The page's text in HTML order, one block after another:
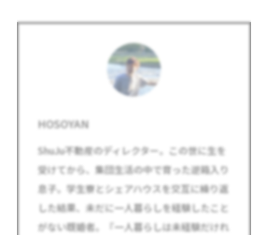
HOSOYAN
ShuJu不動産のディレクター。この世に生を
受けてから、集団生活の中で育った逆箱入り
息子。学生寮とシェアハウスを交互に繰り返
した結果、未だに一人暮らしを経験したこと
がない既婚者。『一人暮らしは未経験だけれ